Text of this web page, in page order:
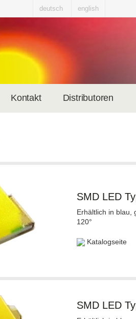
deutsch english
Kontakt Distributoren
SMD LED
Erhältlich in blau,
120°
Katalogseite
SMD LED